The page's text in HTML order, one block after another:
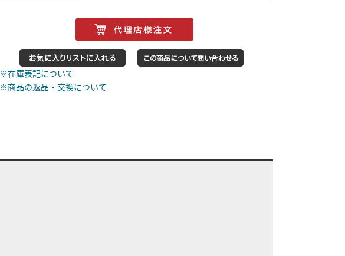
※在庫表記について
※商品の返品・交換について